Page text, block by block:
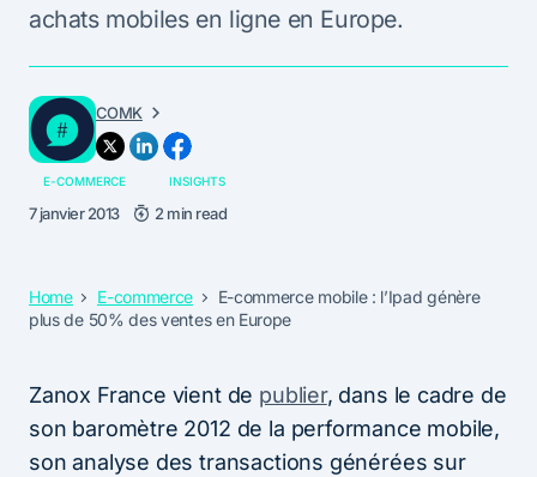
achats mobiles en ligne en Europe.
COMK
E-COMMERCE INSIGHTS
7 janvier 2013 2 min read
Home E-commerce
E-commerce mobile : l’Ipad génère
plus de 50% des ventes en Europe
Zanox France vient de publier, dans le cadre de
son baromètre 2012 de la performance mobile,
son analyse des transactions générées sur